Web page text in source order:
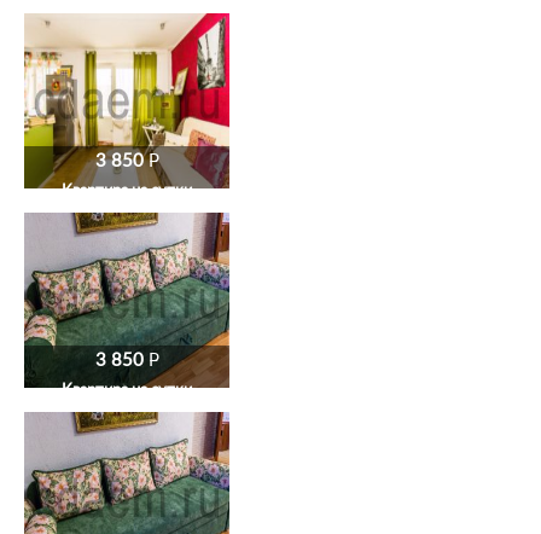
3 850P
Квартира на сутки
3 850 P
Квартира на сутки